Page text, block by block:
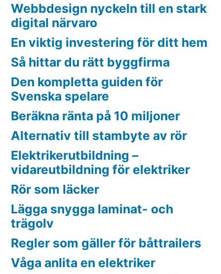
Webbdesign nyckeln till en stark
digital närvaro
En viktig investering för ditt hem
Så hittar du rätt byggfirma
Den kompletta guiden för
Svenska spelare
Beräkna ränta på 10 miljoner
Alternativ till stambyte av rör
Elektrikerutbildning –
vidareutbildning för elektriker
Rör som läcker
Lägga snygga laminat- och
trägolv
Regler som gäller för båttrailers
Våga anlita en elektriker